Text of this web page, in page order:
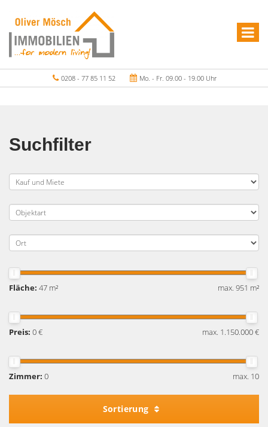
0208 - 77 85 11 52 Mo. - Fr. 09.00 - 19.00 Uhr
Suchfilter
Fläche: 47 m² max. 951 m²
Preis: 0 € max. 1.150.000 €
Zimmer: 0 max. 10
Sortierung